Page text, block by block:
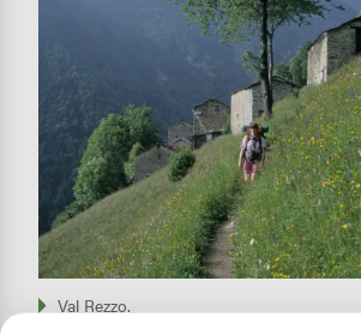
Val Rezzo.